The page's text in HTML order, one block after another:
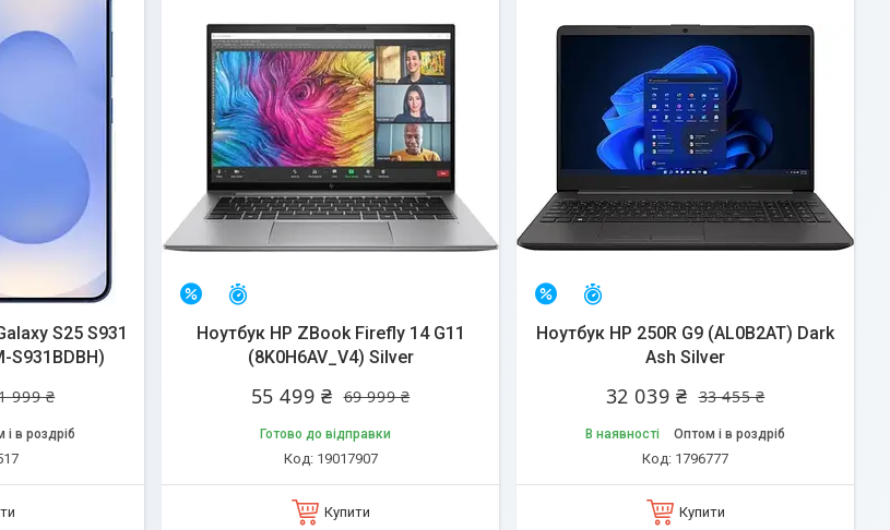
S25 S931
S931BDBH)
999 ₴
і в роздріб
–21%
Ноутбук HP ZBook Firefly 14 G11
(8K0H6AV_V4) Silver
69 999 ₴
55 499 ₴
Готово до відправки
19017907
Купити
–4%
Ноутбук HP 250R G9 (AL0B2AT) Dark
Ash Silver
33 455 ₴
32 039 ₴
В наявності Оптом і в роздріб
1796777
Купити